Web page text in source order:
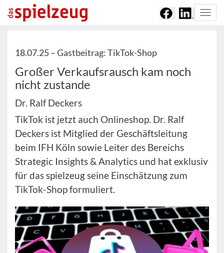
18.07.25 –Gastbeitrag: TikTok-Shop
Großer Verkaufsrausch kam noch
nicht zustande
Dr. Ralf Deckers
TikTok ist jetzt auch Onlineshop. Dr. Ralf
Deckers ist Mitglied der Geschäftsleitung
beim IFH Köln sowie Leiter des Bereichs
Strategic Insights & Analytics und hat exklusiv
für das spielzeug seine Einschätzung zum
TikTok-Shop formuliert.